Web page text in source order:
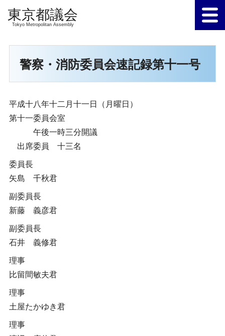
Tokyo Metropolitan Assembly
警察・消防委員会速記録第十一号
平成十八年十二月十一日（月曜日）
第十一委員会室
午後一時三分開議
出席委員 十三名
委員長
矢島 千秋君
副委員長
新藤 義彦君
副委員長
石井 義修君
理事
比留間敏夫君
理事
土屋たかゆき君
理事